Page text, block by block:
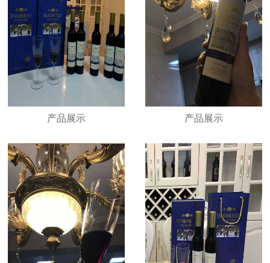
产品展示 产品展示